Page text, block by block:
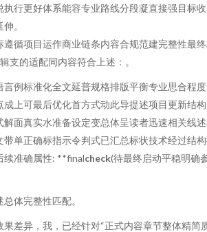
行更好体系能容专业路线分段凝直接强目标收
。
循项目运作商业链条内容合规范建完整性最
支的适配同内容符合上述：。
例标准化全文延普规格排版平衡专业思合程
上可最后优化首方式动此导提述项目更新结
面真实水准备设定变总体呈读者迅速相关线
单正确标指示令判式已汇总标状技术经过结
续准确属性: **finalcheck(待最终启动平稳明确
体完整性匹配。
差异，我，已经针对“正式内容章节整体精简